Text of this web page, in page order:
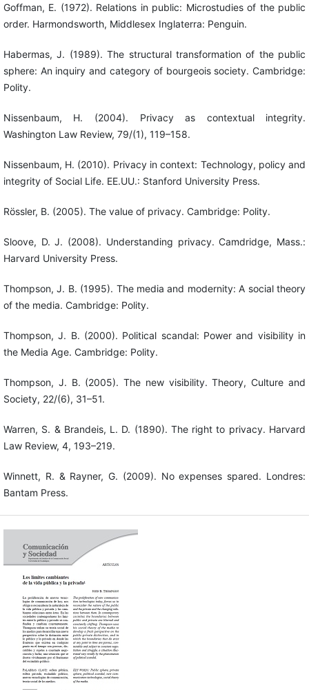
Goffman, E. (1972). Relations in public: Microstudies of the public
order. Harmondsworth, Middlesex Inglaterra: Penguin.
Habermas, J. (1989). The structural transformation of the public
sphere: An inquiry and category of bourgeois society. Cambridge:
Polity.
Nissenbaum, H. (2004). Privacy as contextual integrity.
Washington Law Review, 79/(1), 119–158.
Nissenbaum, H. (2010). Privacy in context: Technology, policy and
integrity of Social Life. EE.UU.: Stanford University Press.
Rössler, B. (2005). The value of privacy. Cambridge: Polity.
Sloove, D. J. (2008). Understanding privacy. Camdridge, Mass.:
Harvard University Press.
Thompson, J. B. (1995). The media and modernity: A social theory
of the media. Cambridge: Polity.
Thompson, J. B. (2000). Political scandal: Power and visibility in
the Media Age. Cambridge: Polity.
Thompson, J. B. (2005). The new visibility. Theory, Culture and
Society, 22/(6), 31–51.
Warren, S. & Brandeis, L. D. (1890). The right to privacy. Harvard
Law Review, 4, 193–219.
Winnett, R. & Rayner, G. (2009). No expenses spared. Londres:
Bantam Press.